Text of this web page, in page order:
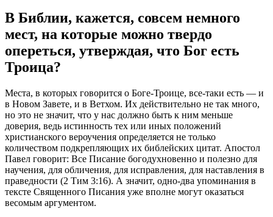
В Библии, кажется, совсем немного
мест, на которые можно твердо
опереться, утверждая, что Бог есть
Троица?
Места, в которых говорится о Боге-Троице, все-таки есть — и
в Новом Завете, и в Ветхом. Их действительно не так много,
но это не значит, что у нас должно быть к ним меньше
доверия, ведь истинность тех или иных положений
христианского вероучения определяется не только
количеством подкрепляющих их библейских цитат. Апостол
Павел говорит: Все Писание богодухновенно и полезно для
научения, для обличения, для исправления, для наставления в
праведности (2 Тим 3:16). А значит, одно-два упоминания в
тексте Священного Писания уже вполне могут оказаться
весомым аргументом.